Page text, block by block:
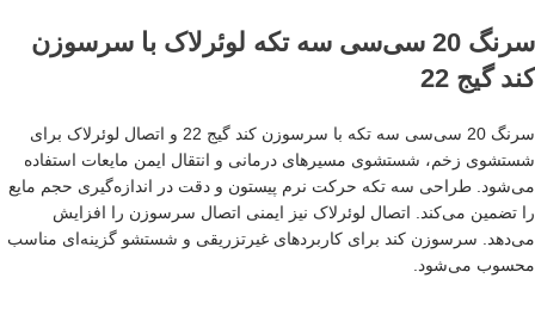
سرنگ 20 سی‌سی سه تکه لوئرلاک با سرسوزن
کند گیج 22
سرنگ 20 سی‌سی سه تکه با سرسوزن کند گیج 22 و اتصال لوئرلاک برای
شستشوی زخم، شستشوی مسیرهای درمانی و انتقال ایمن مایعات استفاده
می‌شود. طراحی سه تکه حرکت نرم پیستون و دقت در اندازه‌گیری حجم مایع
را تضمین می‌کند. اتصال لوئرلاک نیز ایمنی اتصال سرسوزن را افزایش
می‌دهد. سرسوزن کند برای کاربردهای غیرتزریقی و شستشو گزینه‌ای مناسب
محسوب می‌شود.